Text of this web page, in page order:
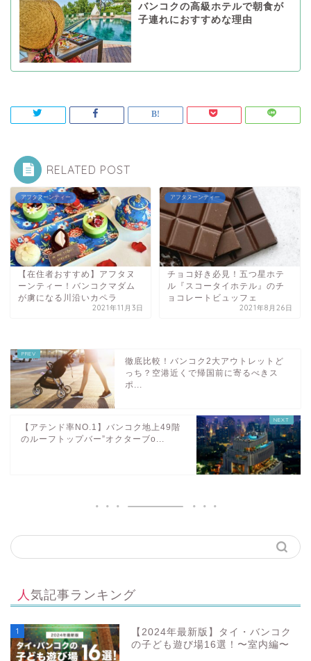
バンコクの高級ホテルで朝食が
子連れにおすすめな理由
RELATED POST
アフタヌーンティー
【在住者おすすめ】アフタヌ
ーンティー！バンコクマダム
が虜になる川沿いカペラ
2021年11月3日
アフタヌーンティー
チョコ好き必見！五つ星ホテ
ル『スコータイホテル』のチ
ョコレートビュッフェ
2021年8月26日
徹底比較！バンコク2大アウトレットど
っち？空港近くで帰国前に寄るべきス
ポ...
【アテンド率NO.1】バンコク地上49階
のルーフトップバー”オクターブo...
人気記事ランキング
1
【2024年最新版】タイ・バンコク
の子ども遊び場16選！〜室内編〜